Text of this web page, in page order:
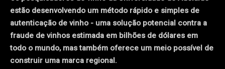
estão desenvolvendo um método rápido e simples de
autenticação de vinho - uma solução potencial contra a
fraude de vinhos estimada em bilhões de dólares em
todo o mundo, mas também oferece um meio possível de
construir uma marca regional.